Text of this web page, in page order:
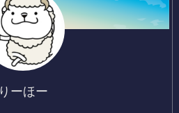
りーほー